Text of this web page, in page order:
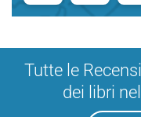
Tutte le
dei libri